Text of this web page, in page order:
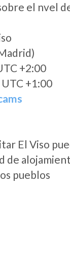
el nvel
+2:00
+1:00
El Viso
de
pueblos